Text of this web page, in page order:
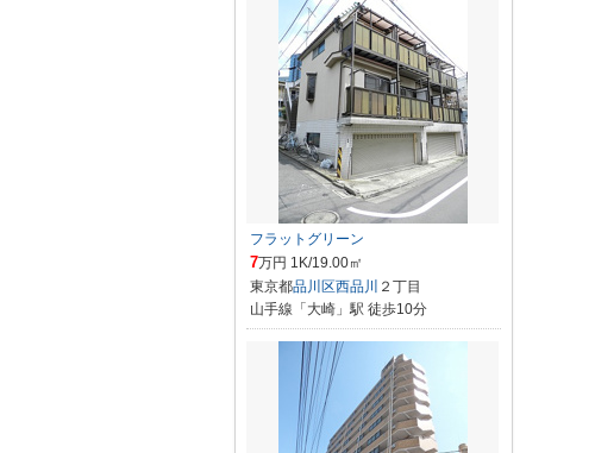
フラットグリーン
7万円 1K/19.00㎡
東京都品川区西品川 ２丁目
山手線「大崎」駅 徒歩10分